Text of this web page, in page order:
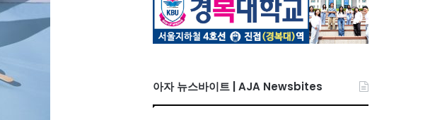
아자 뉴스바이트 | AJA Newsbites